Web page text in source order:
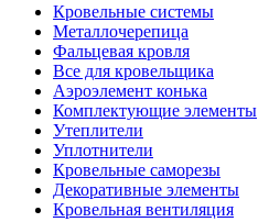
Кровельные системы
Металлочерепица
Фальцевая кровля
Все для кровельщика
Аэроэлемент конька
Комплектующие элементы
Утеплители
Уплотнители
Кровельные саморезы
Декоративные элементы
Кровельная вентиляция